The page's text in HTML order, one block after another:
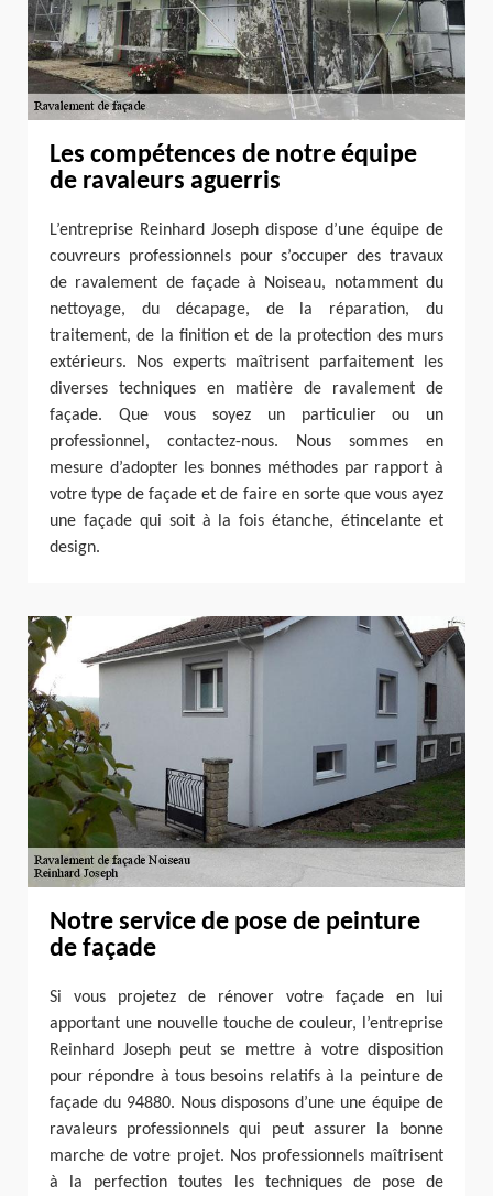
Les compétences de notre équipe
de ravaleurs aguerris
L’entreprise Reinhard Joseph dispose d’une équipe de
couvreurs professionnels pour s’occuper des travaux
de ravalement de façade à Noiseau, notamment du
nettoyage, du décapage, de la réparation, du
traitement, de la finition et de la protection des murs
extérieurs. Nos experts maîtrisent parfaitement les
diverses techniques en matière de ravalement de
façade. Que vous soyez un particulier ou un
professionnel, contactez-nous. Nous sommes en
mesure d’adopter les bonnes méthodes par rapport à
votre type de façade et de faire en sorte que vous ayez
une façade qui soit à la fois étanche, étincelante et
design.
Notre service de pose de peinture
de façade
Si vous projetez de rénover votre façade en lui
apportant une nouvelle touche de couleur, l’entreprise
Reinhard Joseph peut se mettre à votre disposition
pour répondre à tous besoins relatifs à la peinture de
façade du 94880. Nous disposons d’une une équipe de
ravaleurs professionnels qui peut assurer la bonne
marche de votre projet. Nos professionnels maîtrisent
à la perfection toutes les techniques de pose de